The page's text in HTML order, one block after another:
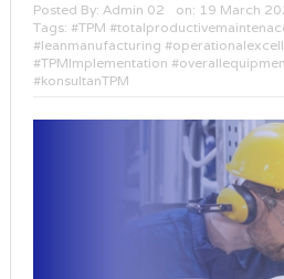
Posted By: Admin 02 on: 19 March
Tags: #TPM
#leanmanufacturing
#TPMImplementation
#konsultanTPM